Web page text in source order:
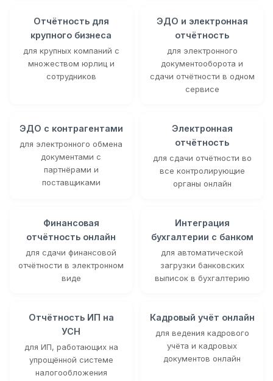
Отчётность для
крупного бизнеса
для крупных компаний с
множеством юрлиц и
сотрудников
ЭДО и электронная
отчётность
для электронного
документооборота и
сдачи отчётности в одном
сервисе
ЭДО с контрагентами
для электронного обмена
документами с
партнёрами и
поставщиками
Электронная
отчётность
для сдачи отчётности во
все контролирующие
органы онлайн
Финансовая
отчётность онлайн
для сдачи финансовой
отчётности в электронном
виде
Интеграция
бухгалтерии с банком
для автоматической
загрузки банковских
выписок в бухгалтерию
Отчётность ИП на
УСН
для ИП, работающих на
упрощённой системе
налогообложения
Кадровый учёт онлайн
для ведения кадрового
учёта и кадровых
документов онлайн